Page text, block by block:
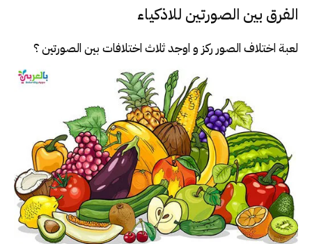
الفرق بين الصورتين للاذكياء
لعبة اختلاف الصور ركز و اوجد ثلاث اختلافات بين الصورتين ؟